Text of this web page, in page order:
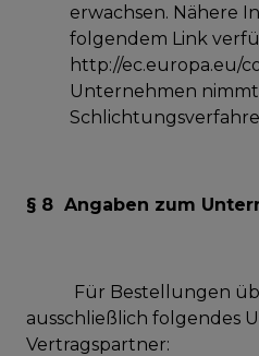
erwachsen. Nähere
folgendem Link
http://ec.europa.eu/
Unternehmen nimmt
§ 8 Angaben zum
Für Bestellungen
ausschließlich folgendes
Vertragspartner: